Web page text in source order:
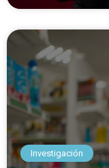
Investigación